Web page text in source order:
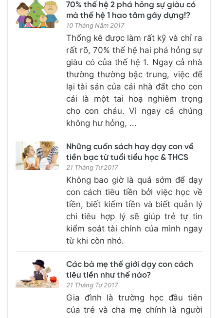
70% thế hệ 2 phá hỏng sự giàu có
mà thế hệ 1 hao tâm gây dựng!?
10 Tháng Năm 2017
Thống kê được làm rất kỹ và chỉ ra
rất rõ, 70% thế hệ hai phá hỏng sự
giàu có của thế hệ 1. Ngay cả nhà
thường thường bậc trung, việc để
lại tài sản của cải nhà đất cho con
cái là một tai hoạ nghiêm trọng
cho con cháu. Vì ngay cả chúng
không hư hỏng, ...
Những cuốn sách hay dạy con về
tiền bạc từ tuổi tiểu học & THCS
21 Tháng Tư 2017
Không bao giờ là quá sớm để dạy
con cách tiêu tiền bởi việc học về
tiền, biết kiếm tiền và biết quản lý
chi tiêu hợp lý sẽ giúp trẻ tự tin
kiểm soát tài chính của mình ngay
từ khi còn nhỏ.
Các bà mẹ thế giới dạy con cách
tiêu tiền như thế nào?
21 Tháng Tư 2017
Gia đình là trường học đầu tiên
của trẻ và cha mẹ chính là người